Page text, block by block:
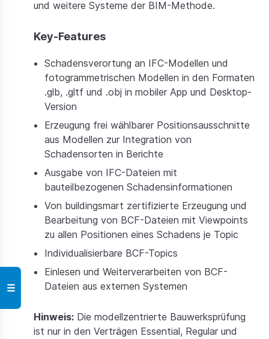
☰
und weitere Systeme der BIM-Methode.
Key-Features
Schadensverortung an IFC-Modellen und
fotogrammetrischen Modellen in den Formaten
.glb, .gltf und .obj in mobiler App und Desktop-
Version
Erzeugung frei wählbarer Positionsausschnitte
aus Modellen zur Integration von
Schadensorten in Berichte
Ausgabe von IFC-Dateien mit
bauteilbezogenen Schadensinformationen
Von buildingsmart zertifizierte Erzeugung und
Bearbeitung von BCF-Dateien mit Viewpoints
zu allen Positionen eines Schadens je Topic
Individualisierbare BCF-Topics
Einlesen und Weiterverarbeiten von BCF-
Dateien aus externen Systemen
Hinweis: Die modellzentrierte Bauwerksprüfung
ist nur in den Verträgen Essential, Regular und